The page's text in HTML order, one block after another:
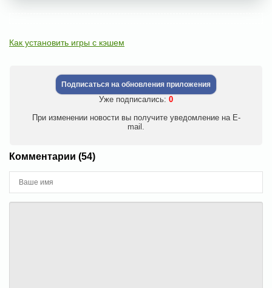
Как установить игры с кэшем
Подписаться на обновления приложения
Уже подписались: 0
При изменении новости вы получите уведомление на E-
mail.
Комментарии (54)